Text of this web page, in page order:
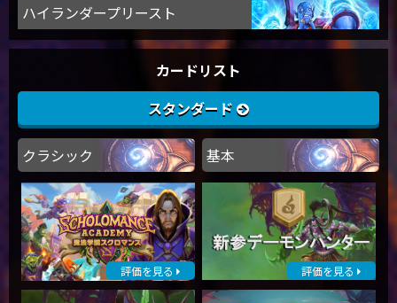
ハイランダープリースト
カードリスト
スタンダード
クラシック 基本
評価を見る 評価を見る